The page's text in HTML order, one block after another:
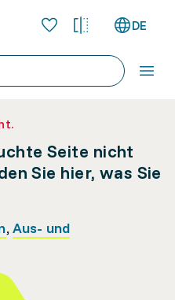
DE
Seite nicht
Sie hier, was Sie
,Aus- und